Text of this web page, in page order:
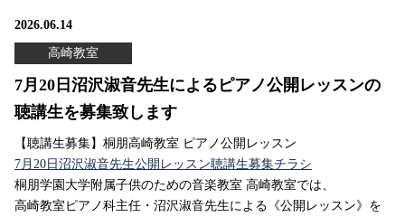
2026.06.14
高崎教室
7月20日沼沢淑音先生によるピアノ公開レッスンの
聴講生を募集致します
【聴講生募集】桐朋高崎教室 ピアノ公開レッスン
7月20日沼沢淑音先生公開レッスン聴講生募集チラシ
桐朋学園大学附属子供のための音楽教室 高崎教室では、
高崎教室ピアノ科主任・沼沢淑音先生による《公開レッスン》を